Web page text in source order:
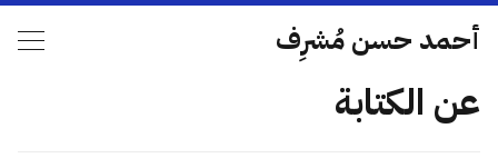
أحمد حسن مُشرِف
عن الكتابة